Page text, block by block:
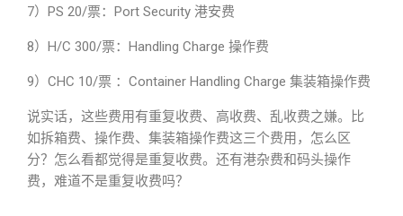
7）PS 20/票：Port Security 港安费
8）H/C 300/票：Handling Charge 操作费
9）CHC 10/票 ：Container Handling Charge 集装箱操作费
说实话，这些费用有重复收费、高收费、乱收费之嫌。比
如拆箱费、操作费、集装箱操作费这三个费用，怎么区
分？怎么看都觉得是重复收费。还有港杂费和码头操作
费，难道不是重复收费吗？